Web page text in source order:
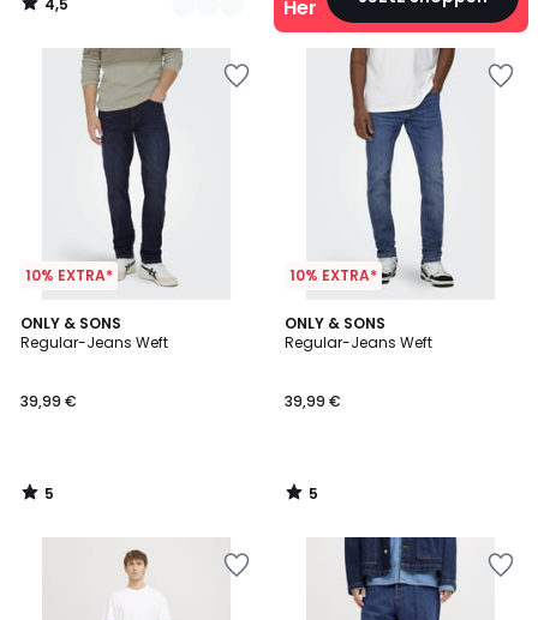
4,5
/
Herren
10% EXTRA*
ONLY & SONS
Regular-Jeans Weft
39,99 €
5
/
5
/
10% EXTRA*
ONLY & SONS
Regular-Jeans Weft
39,99 €
5
/
5
/